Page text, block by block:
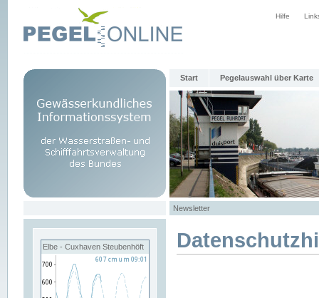
Hilfe
Start Pegelauswahl über Karte
Newsletter
Elbe - Cuxhaven Steubenhöft